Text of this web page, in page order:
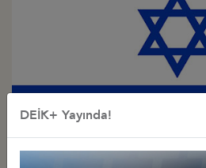
Türkiye -
İş Konseyi
DEİK+ Yayında!